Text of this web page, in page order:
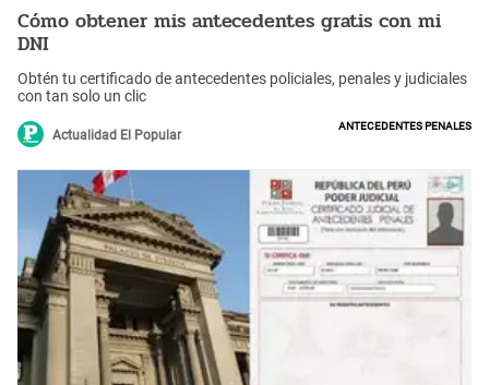
Cómo obtener mis antecedentes gratis con mi
DNI
Obtén tu certificado de antecedentes policiales, penales y judiciales
con tan solo un clic
Actualidad El Popular
Antecedentes penales